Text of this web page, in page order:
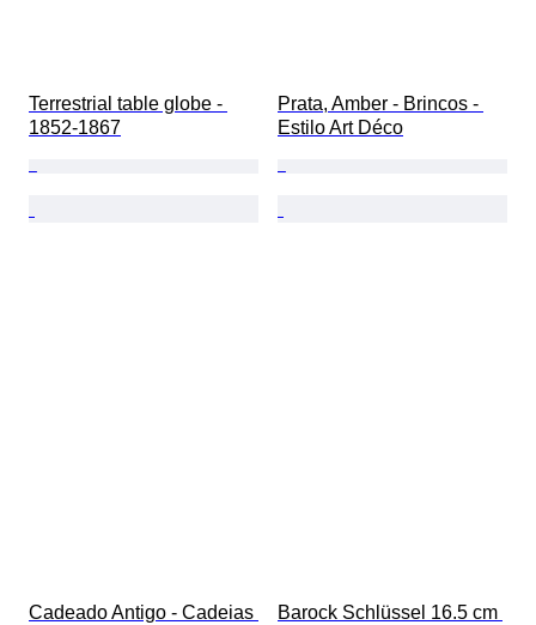
Terrestrial table globe -
1852-1867
Prata, Amber - Brincos -
Estilo Art Déco
Cadeado Antigo - Cadeias
Barock Schlüssel 16.5 cm